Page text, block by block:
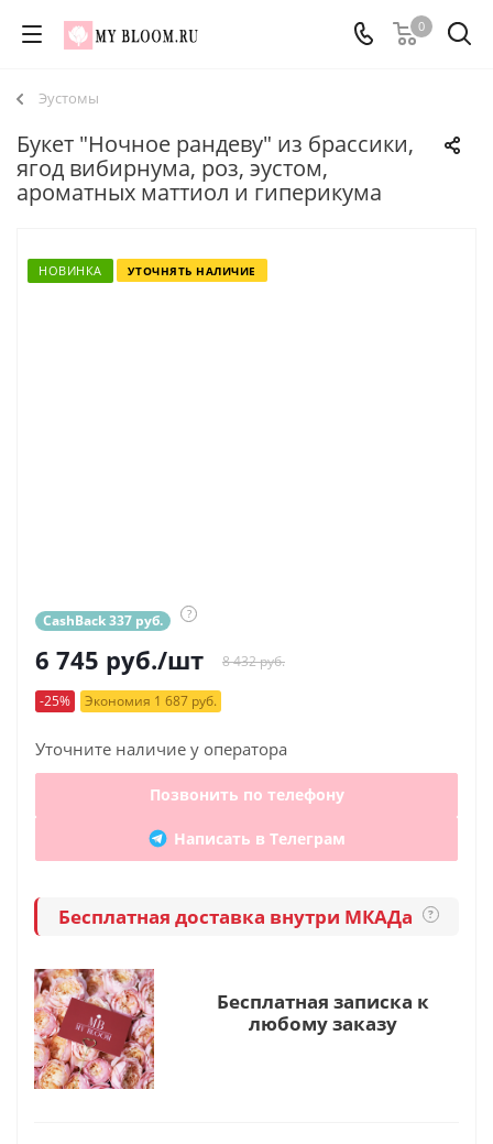
0
Эустомы
Букет "Ночное рандеву" из брассики,
ягод вибирнума, роз, эустом,
ароматных маттиол и гиперикума
НОВИНКА УТОЧНЯТЬ НАЛИЧИЕ
CashBack 337 руб. ?
6 745 руб./шт 8 432 руб.
-25% Экономия 1 687 руб.
Уточните наличие у оператора
Позвонить по телефону
Написать в Телеграм
Бесплатная доставка внутри МКАДа ?
Бесплатная записка к
любому заказу